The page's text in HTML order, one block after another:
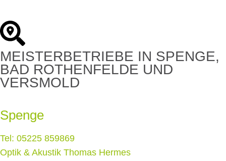
MEISTERBETRIEBE IN SPENGE,
BAD ROTHENFELDE UND
VERSMOLD
Spenge
Tel: 05225 859869
Optik & Akustik Thomas Hermes